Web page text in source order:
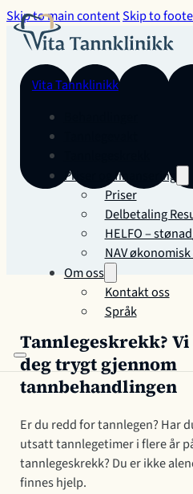
Skip to main contentSkip to
Vita Tannklinikk
Priser og finansering
Priser
Delbetaling
HELFO –
NAV
Om oss
Kontakt oss
Språk
Tannlegeskrekk?
deg trygt gjennom
tannbehandlingen
Er du redd for tannlegen? Har
utsatt tannlegetimer i flere år
tannlegeskrekk? Du er ikke
finnes hjelp.